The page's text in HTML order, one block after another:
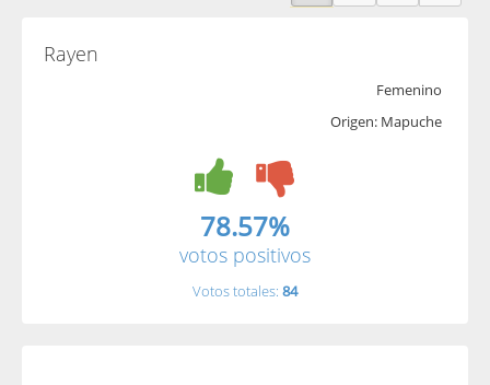
Rayen
Femenino
Origen: Mapuche
78.57%
votos positivos
Votos totales: 84